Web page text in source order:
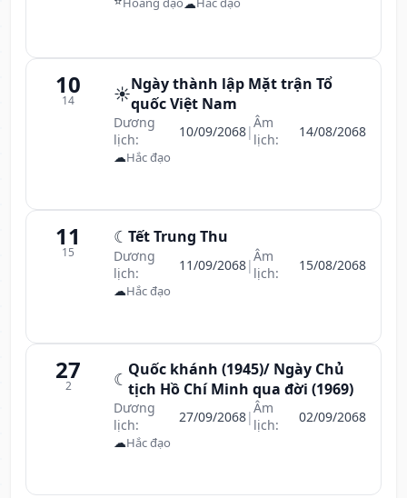
10
14 ☀️Ngày thành lập Mặt trận Tổ
quốc Việt Nam
Dương
lịch:
10/09/2068|Âm
lịch:
14/08/2068
☁Hắc đạo
11
15
☾ Tết Trung Thu
Dương
lịch:
11/09/2068|Âm
lịch:
15/08/2068
☁Hắc đạo
27
2 ☾ Quốc khánh (1945)/ Ngày Chủ
tịch Hồ Chí Minh qua đời (1969)
Dương
lịch:
27/09/2068|Âm
lịch:
02/09/2068
☁Hắc đạo